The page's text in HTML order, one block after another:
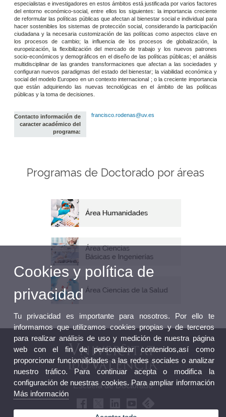
especialistas e investigadores en estos ámbitos está justificada por varios factores
del entorno económico-social, entre ellos los siguientes: la importancia creciente
de reformular las políticas públicas que afectan al bienestar social e individual para
hacer sostenibles los sistemas de protección social, considerando la participación
ciudadana y la necesaria customización de las políticas como aspectos clave en
los procesos de cambio; la influencia de los procesos de globalización, la
europeización, la flexibilización del mercado de trabajo y los nuevos patrones
socio-económicos y demográficos en el diseño de las políticas públicas; el análisis
multidisciplinar de las grandes transformaciones que afectan a las sociedades y
configuran nuevos paradigmas del estado del bienestar; la viabilidad económica y
social del modelo Europeo en un contexto internacional ; o la creciente importancia
que están adquiriendo las nuevas tecnológicas en el ámbito de las políticas
públicas y la toma de decisiones.
Contacto información de
caracter académico del
programa:
francisco.rodenas@uv.es
Programas de Doctorado por áreas
Escuela de Doctorado
Cookies y política de
privacidad
Tu privacidad es importante para nosotros. Por ello te
informamos que utilizamos cookies propias y de terceros
para realizar análisis de uso y medición de nuestra página
web con el fin de personalizar contenidos,así como
proporcionar funcionalidades a las redes sociales o analizar
nuestro tráfico. Para continuar acepta o modifica la
configuración de nuestras cookies. Para ampliar información
Más información